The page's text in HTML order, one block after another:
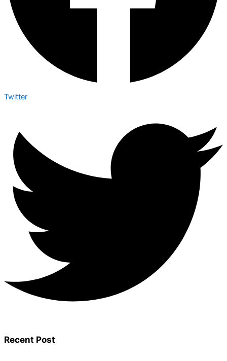
Twitter
Recent Post